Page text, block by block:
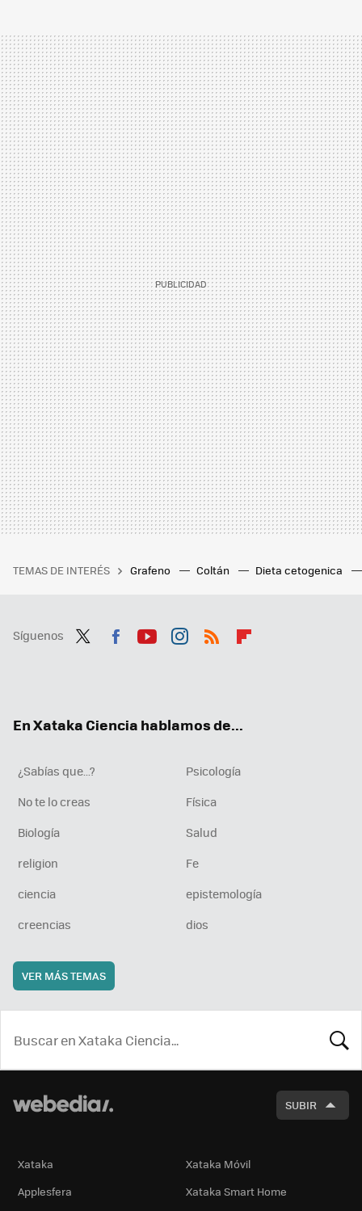
TEMAS DE INTERÉS Grafeno Coltán Dieta cetogenica
Síguenos
En Xataka Ciencia hablamos de...
¿Sabías que...?
Psicología
No te lo creas
Física
Biología
Salud
religion
Fe
ciencia
epistemología
creencias
dios
VER MÁS TEMAS
SUBIR
Xataka
Xataka Móvil
Applesfera
Xataka Smart Home